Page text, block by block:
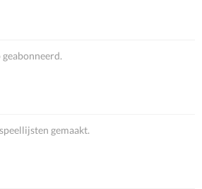
gemaakt.